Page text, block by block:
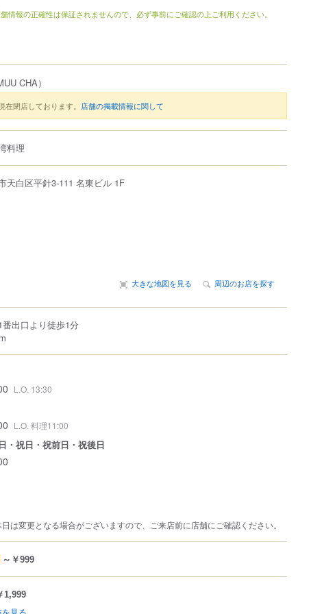
情報の正確性は保証されませんので、必ず事前にご確認の上ご利用ください。
CHA）
在閉店しております。 店舗の掲載情報に関して
料理
天白区平針3-111 名東ビル 1F
大きな地図を見る 周辺のお店を探す
出口より徒歩1分
L.O. 13:30
L.O. 料理11:00
・祝日・祝前日・祝後日
は変更となる場合がございますので、ご来店前に店舗にご確認ください。
～￥999
1,999
見る